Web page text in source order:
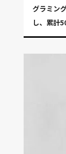
グラミン
し、累計